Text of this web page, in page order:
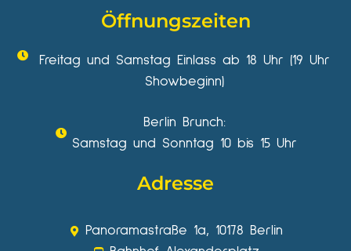
Öffnungszeiten
Freitag und Samstag Einlass ab 18 Uhr (19 Uhr
Showbeginn)
Berlin Brunch:
Samstag und Sonntag 10 bis 15 Uhr
Adresse
Panoramastraße 1a, 10178 Berlin